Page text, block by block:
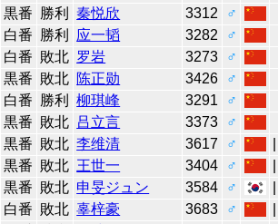
黒番 勝利 秦悦欣 3312
♂
白番 勝利 应一韬 3282
♂
白番 敗北 罗岩 3273
♂
黒番 敗北 陈正勋 3426
♂
白番 勝利 柳琪峰 3291
♂
黒番 敗北 吕立言 3373
♂
黒番 敗北 李维清 3617 ♂
黒番 敗北 王世一 3404 ♂
黒番 敗北 申旻ジュン 3584 ♂
白番 敗北 辜梓豪 3683 ♂